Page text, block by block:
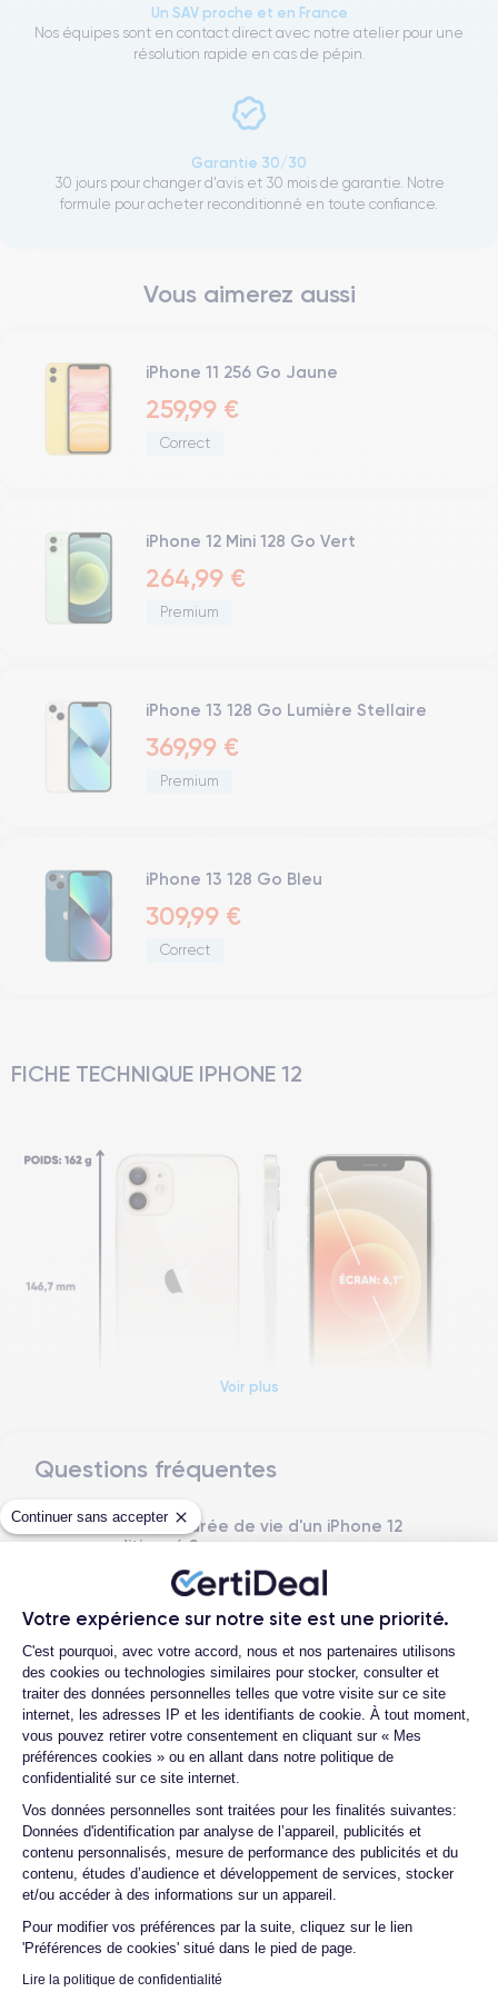
Continuer sans accepter
Votre expérience sur notre site est une priorité.
Plateforme de Gestion du
C'est pourquoi, avec votre accord, nous et nos partenaires utilisons
des cookies ou technologies similaires pour stocker, consulter et
traiter des données personnelles telles que votre visite sur ce site
internet, les adresses IP et les identifiants de cookie. À tout moment,
vous pouvez retirer votre consentement en cliquant sur « Mes
préférences cookies » ou en allant dans notre politique de
confidentialité sur ce site internet.
Vos données personnelles sont traitées pour les finalités suivantes:
Données d'identification par analyse de l’appareil, publicités et
contenu personnalisés, mesure de performance des publicités et du
contenu, études d’audience et développement de services, stocker
et/ou accéder à des informations sur un appareil.
Pour modifier vos préférences par la suite, cliquez sur le lien
'Préférences de cookies' situé dans le pied de page.
Lire la politique de confidentialité
Axeptio consent
Un SAV proche et en France
Nos équipes sont en contact direct avec notre atelier pour une
résolution rapide en cas de pépin.
Garantie 30/30
30 jours pour changer d'avis et 30 mois de garantie. Notre
formule pour acheter reconditionné en toute confiance.
Vous aimerez aussi
iPhone 11 256 Go Jaune
259,99 €
Correct
iPhone 12 Mini 128 Go Vert
264,99 €
Premium
iPhone 13 128 Go Lumière Stellaire
369,99 €
Premium
iPhone 13 128 Go Bleu
309,99 €
Correct
FICHE TECHNIQUE IPHONE 12
Dimensions et poids iPhone 12
iOS (iOS 26)
Dimensions Poids
Écran
OLED 6.1 pouces
Résolution écran
2532 x 1170 pixels
RAM
4 GO
Mémoire interne
Nom de la puce
Apple A14 Bionic
Nombre de cœurs
6
Nom GPU
GPU 4 cœurs
Fréq. processeur
3.1 GHz
Voir plus
Questions fréquentes
Quelle est la durée de vie d'un iPhone 12
reconditionné ?
Quelles sont les options disponibles sur
Quelle est la différence entre un iPhone
12 d'occasion et un iPhone 12
reconditionné ?
Proposez-vous une assurance en cas de
casse due à des chocs ou à des chutes ?
Quels sont les accessoires inclus dans la
Quelles garanties offrez-vous sur vos
produits ?
Quels sont vos modes de paiement ?
Est-il possible de payer l'iPhone 12 en
plusieurs fois ?